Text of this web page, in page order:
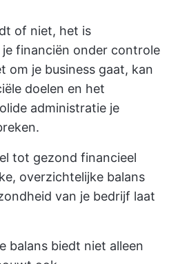
of niet, het is
financiën onder controle
om je business gaat, kan
doelen en het
administratie je
tot gezond financieel
overzichtelijke balans
van je bedrijf laat
balans biedt niet alleen